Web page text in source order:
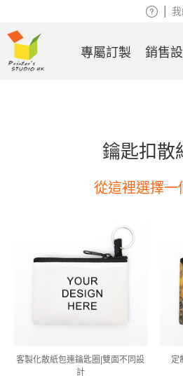
鑰匙扣散
從這裡選擇一
客製化散紙包連鑰匙圈|雙面不同設
計
定
專屬訂製 銷售